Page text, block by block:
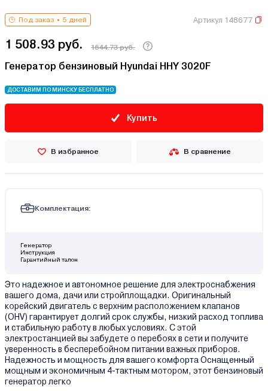
Под заказ 5 дней Артикул 148677
1 508.93 руб. 1644.73 руб.
Генератор бензиновый Hyundai HHY 3020F
ДОСТАВИМ ПО МИНСКУ БЕСПЛАТНО
Купить
В избранное В сравнение
Комплектация:
Генератор
Инструкция
Гарантийный талон
Это надежное и автономное решение для электроснабжения
вашего дома, дачи или стройплощадки. Оригинальный
корейский двигатель с верхним расположением клапанов
(OHV) гарантирует долгий срок службы, низкий расход топлива
и стабильную работу в любых условиях. С этой
электростанцией вы забудете о перебоях в сети и получите
уверенность в бесперебойном питании важных приборов.
Надежность и мощность для вашего комфорта Оснащенный
мощным и экономичным 4-тактным мотором, этот бензиновый
генератор легко